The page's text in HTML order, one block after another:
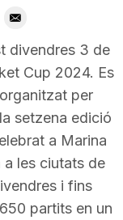
divendres 3 de
Cup 2024. Es
per
setzena edició
a Marina
a les ciutats de
i fins
partits en un